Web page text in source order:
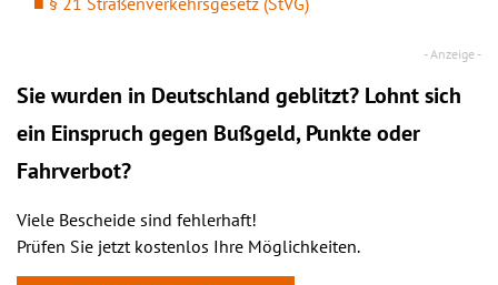
Sie wurden in Deutschland geblitzt? Lohnt sich
ein Einspruch gegen Bußgeld, Punkte oder
Fahrverbot?
Viele Bescheide sind fehlerhaft!
Prüfen Sie jetzt kostenlos Ihre Möglichkeiten.